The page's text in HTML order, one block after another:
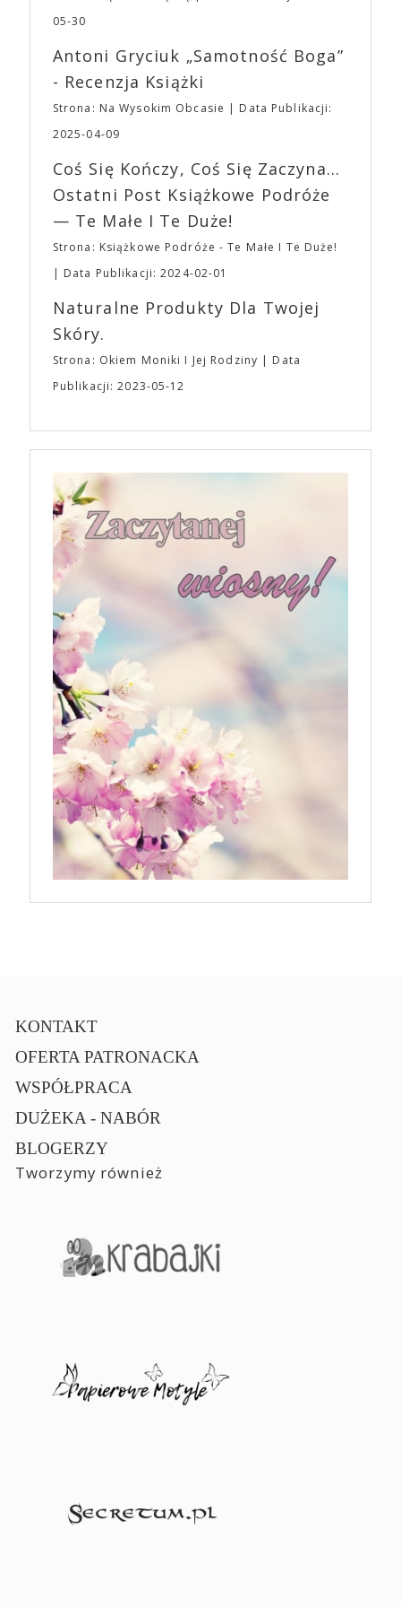
jednego z najbardziej interesujących współczesnych
(„Joker”, „Ona”) w swojej najbardziej zaskakującej
roli. Twórca kultowych „Dziedzictwo. Hereditary” i
„Midsommar. W biały dzień” zrealizował najbardziej
osobisty film, który pozwolił mu w pełni podzielić
się z widzami swoimi lękami, wizją świata, a przede
„Bo się boi” w kinach od 21 kwietnia.
dotyczył jedynie tych, którzy z imprezy wyjść nie
Wystawców i Obsługi. Na terenie hali nie zabraknie
Waszych ulubionych Wystawców serwujących
napoje oraz drobne przekąski a przed halą
planujemy Strefę FoodTrucków. Życzymy Wam
fantastycznego czasu oczekiwania na nadchodzącą
EXPO XXI!
05-30
Antoni Gryciuk „Samotność Boga”
- Recenzja Książki
Strona: Na Wysokim Obcasie
Data Publikacji:
2025-04-09
Coś Się Kończy, Coś Się Zaczyna...
Ostatni Post Książkowe Podróże
— Te Małe I Te Duże!
Strona: Książkowe Podróże - Te Małe I Te Duże!
Data Publikacji: 2024-02-01
Naturalne Produkty Dla Twojej
Skóry.
Strona: Okiem Moniki I Jej Rodziny
Data
Publikacji: 2023-05-12
KONTAKT
OFERTA PATRONACKA
WSPÓŁPRACA
DUŻEKA - NABÓR
BLOGERZY
Tworzymy również